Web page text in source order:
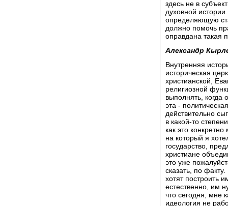
здесь не в
духовной
определяющую
должно помочь
оправдана такая
Александр
Внутренняя
историческая
христианской,
религиозной
выполнять, когда
эта -
действительно
в какой-то
как это
на который я
государство,
христиане
это уже
сказать, по
хотят построить
естественно, им
что сегодня, мне
идеология не